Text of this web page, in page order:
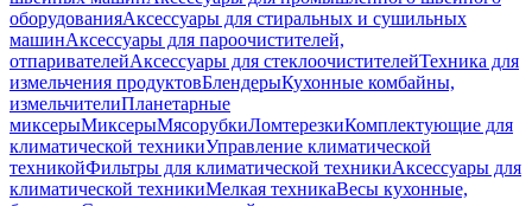
оборудованияАксессуары для стиральных и сушильных
машинАксессуары для пароочистителей,
отпаривателейАксессуары для стеклоочистителейТехника для
измельчения продуктовБлендерыКухонные комбайны,
измельчителиПланетарные
миксерыМиксерыМясорубкиЛомтерезкиКомплектующие для
климатической техникиУправление климатической
техникойФильтры для климатической техникиАксессуары для
климатической техникиМелкая техникаВесы кухонные,